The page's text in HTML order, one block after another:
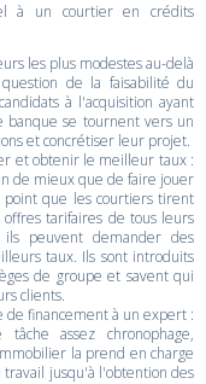
à un courtier en crédits
les plus modestes au-delà
de la faisabilité du
à l'acquisition ayant
se tournent vers un
et concrétiser leur projet.
et obtenir le meilleur taux :
de mieux que de faire jouer
point que les courtiers tirent
tarifaires de tous leurs
ils peuvent demander des
taux. Ils sont introduits
de groupe et savent qui
clients.
financement à un expert :
assez chronophage,
la prend en charge
jusqu'à l'obtention des